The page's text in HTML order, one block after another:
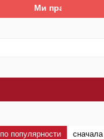
Ми працюємо. Все
по популярности